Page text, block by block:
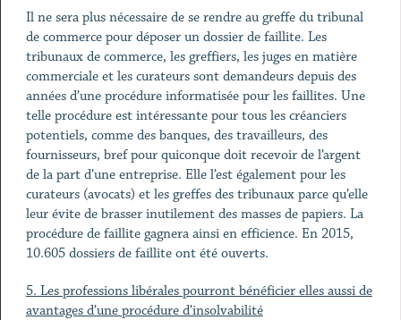
Il ne sera plus nécessaire de se rendre au greffe du tribunal
de commerce pour déposer un dossier de faillite. Les
tribunaux de commerce, les greffiers, les juges en matière
commerciale et les curateurs sont demandeurs depuis des
années d’une procédure informatisée pour les faillites. Une
telle procédure est intéressante pour tous les créanciers
potentiels, comme des banques, des travailleurs, des
fournisseurs, bref pour quiconque doit recevoir de l’argent
de la part d’une entreprise. Elle l’est également pour les
curateurs (avocats) et les greffes des tribunaux parce qu’elle
leur évite de brasser inutilement des masses de papiers. La
procédure de faillite gagnera ainsi en efficience. En 2015,
10.605 dossiers de faillite ont été ouverts.
5. Les professions libérales pourront bénéficier elles aussi de
avantages d’une procédure d’insolvabilité